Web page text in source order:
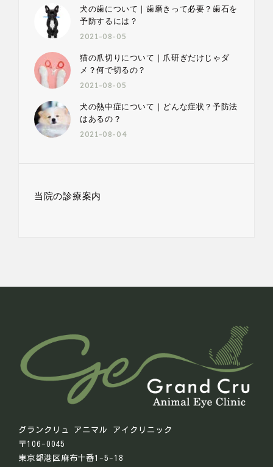
犬の歯について｜歯磨きって必要？歯石を
予防するには？
2021-08-05
猫の爪切りについて｜爪研ぎだけじゃダ
メ？何で切るの？
2021-08-05
犬の熱中症について｜どんな症状？予防法
はあるの？
2021-08-04
当院の診療案内
グランクリュ アニマル アイクリニック
〒106-0045
東京都港区麻布十番1-5-18